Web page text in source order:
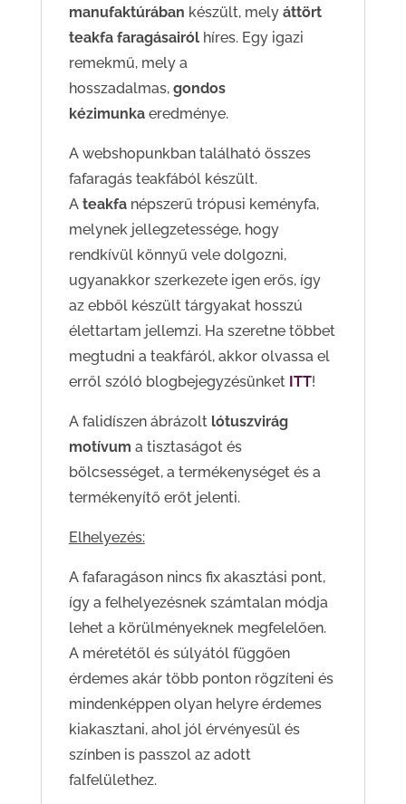
manufaktúrában készült, mely áttört
teakfa faragásairól híres. Egy igazi
remekmű, mely a
hosszadalmas, gondos
kézimunkaeredménye.
A webshopunkban található összes
fafaragás teakfából készült.
A teakfanépszerű trópusi keményfa,
melynek jellegzetessége, hogy
rendkívül könnyű vele dolgozni,
ugyanakkor szerkezete igen erős, így
az ebből készült tárgyakat hosszú
élettartam jellemzi. Ha szeretne többet
megtudni a teakfáról, akkor olvassa el
erről szóló blogbejegyzésünket ITT!
A falidíszen ábrázolt lótuszvirág
motívum a tisztaságot és
bölcsességet, a termékenységet és a
termékenyítő erőt jelenti.
Elhelyezés:
A fafaragáson nincs fix akasztási pont,
így a felhelyezésnek számtalan módja
lehet a körülményeknek megfelelően.
A méretétől és súlyától függően
érdemes akár több ponton rögzíteni és
mindenképpen olyan helyre érdemes
kiakasztani, ahol jól érvényesül és
színben is passzol az adott
falfelülethez.